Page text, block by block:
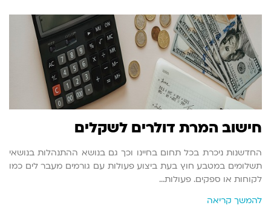
חישוב המרת דולרים לשקלים
החדשנות ניכרת בכל תחום בחיינו וכך גם בנושא ההתנהלות בנושאי
תשלומים במטבע חוץ בעת ביצוע פעולות עם גורמים מעבר לים כמו
לקוחות או ספקים. פעולות…
להמשך קריאה